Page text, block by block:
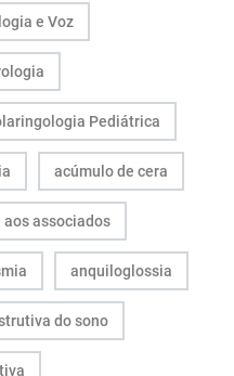
e Voz
Pediátrica
acúmulo de cera
associados
anquiloglossia
do sono